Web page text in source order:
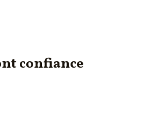
confiance